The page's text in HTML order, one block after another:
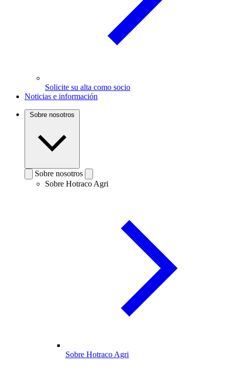
Solicite su alta como socio
Noticias e información
Sobre nosotros
Sobre nosotros
Sobre Hotraco Agri
Sobre Hotraco Agri